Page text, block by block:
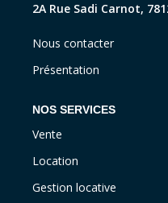
2A Rue Sadi Carnot,
Nous contacter
Présentation
NOS SERVICES
Vente
Location
Gestion locative